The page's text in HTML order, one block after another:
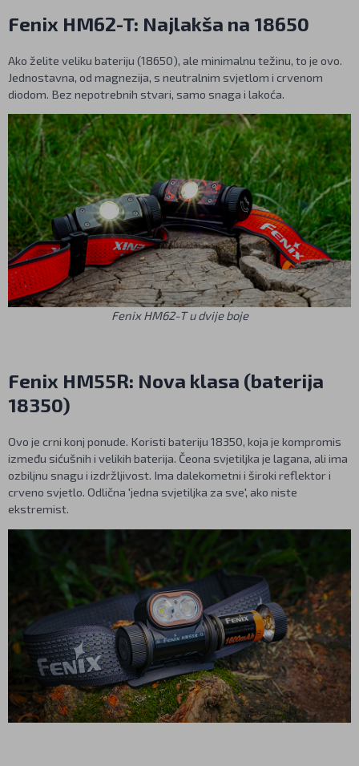
Fenix HM62-T: Najlakša na 18650
Ako želite veliku bateriju (18650), ale minimalnu težinu, to je ovo.
Jednostavna, od magnezija, s neutralnim svjetlom i crvenom
diodom. Bez nepotrebnih stvari, samo snaga i lakoća.
Fenix HM62-T u dvije boje
Fenix HM55R: Nova klasa (baterija
18350)
Ovo je crni konj ponude. Koristi bateriju 18350, koja je kompromis
između sićušnih i velikih baterija. Čeona svjetiljka je lagana, ali ima
ozbiljnu snagu i izdržljivost. Ima dalekometni i široki reflektor i
crveno svjetlo. Odlična 'jedna svjetiljka za sve', ako niste
ekstremist.